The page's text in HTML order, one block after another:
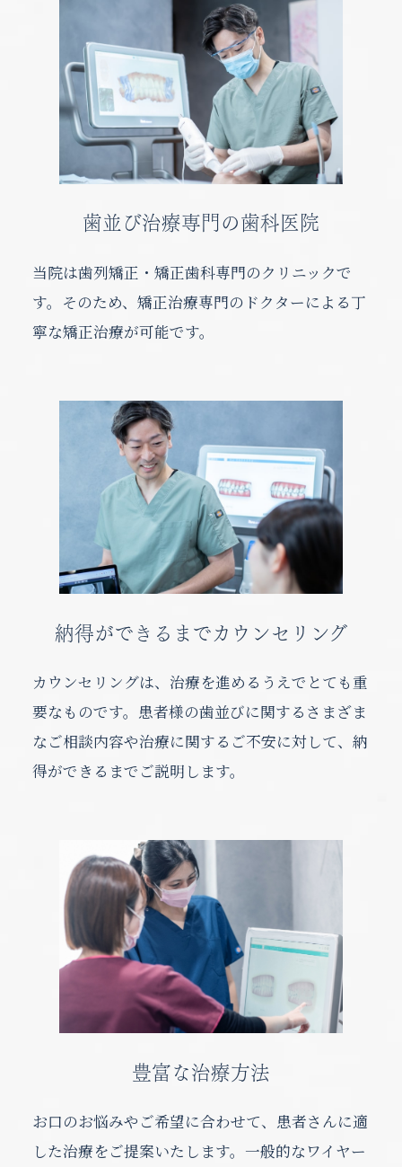
歯並び治療専門の歯科医院
当院は歯列矯正・矯正歯科専門のクリニックで
す。そのため、矯正治療専門のドクターによる丁
寧な矯正治療が可能です。
納得ができるまでカウンセリング
カウンセリングは、治療を進めるうえでとても重
要なものです。患者様の歯並びに関するさまざま
なご相談内容や治療に関するご不安に対して、納
得ができるまでご説明します。
豊富な治療方法
お口のお悩みやご希望に合わせて、患者さんに適
した治療をご提案いたします。一般的なワイヤー